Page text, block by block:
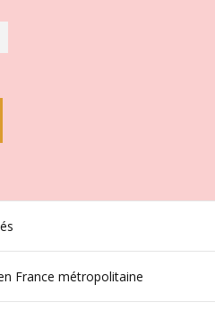
France métropolitaine